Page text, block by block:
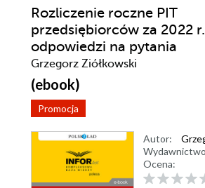
Rozliczenie roczne PIT
przedsiębiorców za 2022
odpowiedzi na pytania
Grzegorz Ziółkowski
(ebook)
Promocja
Autor:
Ocena: